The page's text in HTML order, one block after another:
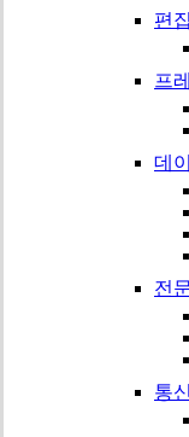
편
프
데
전
통